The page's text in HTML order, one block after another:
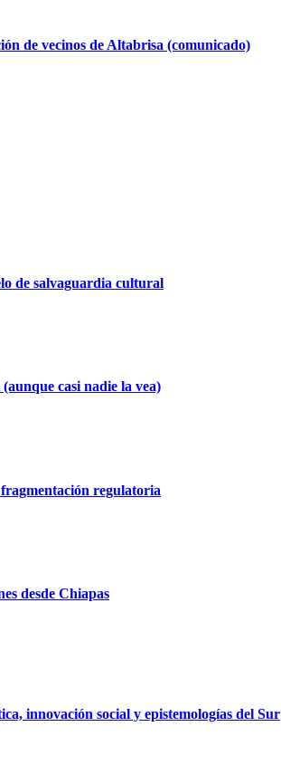
de vecinos de Altabrisa (comunicado)
de salvaguardia cultural
casi nadie la vea)
regulatoria
desde Chiapas
innovación social y epistemologías del Sur